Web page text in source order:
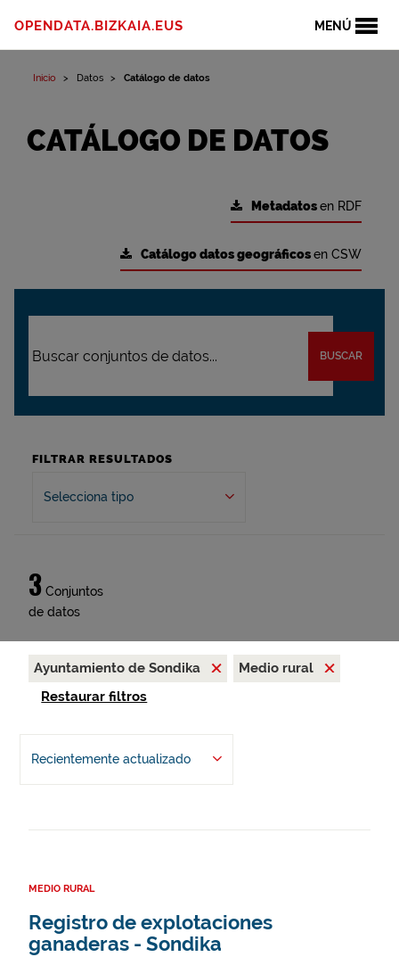
MENÚ
OPENDATA.BIZKAIA.EUS
Inicio Datos Catálogo de datos
CATÁLOGO DE DATOS
Metadatosen RDF
Catálogo datos geográficosen CSW
BUSCAR
FILTRAR RESULTADOS
Selecciona tipo
3 Conjuntos
de datos
Ayuntamiento de Sondika
Medio rural
Restaurar filtros
Recientemente actualizado
MEDIO RURAL
Registro de explotaciones
ganaderas - Sondika